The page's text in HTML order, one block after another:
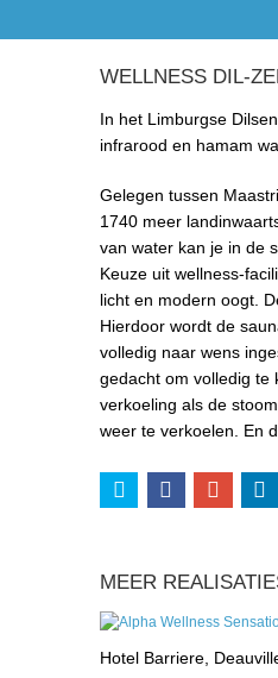
WELLNESS DIL-
In het Limburgse
infrarood en hamam
Gelegen tussen
1740 meer
van water kan je in de
Keuze uit wellness-
licht en modern oogt.
Hierdoor wordt de
volledig naar wens
gedacht om volledig te
verkoeling als de
weer te verkoelen. En
MEER
Hotel Barriere,